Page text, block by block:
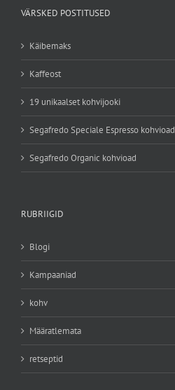
VÄRSKED POSTITUSED
Käibemaks
Kaffeost
19 unikaalset kohvijooki
Segafredo Speciale Espresso kohvioad
Segafredo Organic kohvioad
RUBRIIGID
Blogi
Kampaaniad
kohv
Määratlemata
retseptid